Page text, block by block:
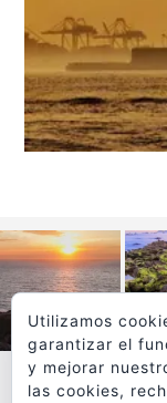
Utilizamos
garantizar el
y mejorar
las cookies,